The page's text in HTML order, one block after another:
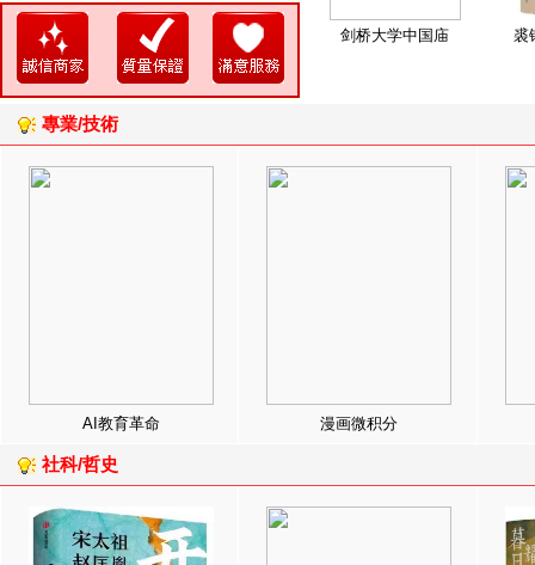
剑桥大学中国庙 裘
專業/技術
AI教育革命 漫画微积分
社科/哲史